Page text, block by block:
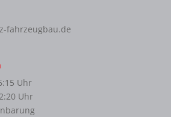
fahrzeugbau.de
Uhr
Uhr